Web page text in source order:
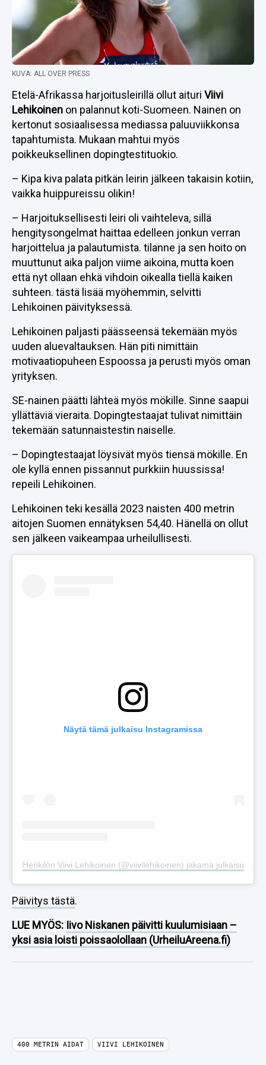
KUVA: ALL OVER PRESS
Etelä-Afrikassa harjoitusleirillä ollut aituri Viivi
Lehikoinen on palannut koti-Suomeen. Nainen on
kertonut sosiaalisessa mediassa paluuviikkonsa
tapahtumista. Mukaan mahtui myös
poikkeuksellinen dopingtestituokio.
– Kipa kiva palata pitkän leirin jälkeen takaisin kotiin,
vaikka huippureissu olikin!
– Harjoituksellisesti leiri oli vaihteleva, sillä
hengitysongelmat haittaa edelleen jonkun verran
harjoittelua ja palautumista. tilanne ja sen hoito on
muuttunut aika paljon viime aikoina, mutta koen
että nyt ollaan ehkä vihdoin oikealla tiellä kaiken
suhteen. tästä lisää myöhemmin, selvitti
Lehikoinen päivityksessä.
Lehikoinen paljasti päässeensä tekemään myös
uuden aluevaltauksen. Hän piti nimittäin
motivaatiopuheen Espoossa ja perusti myös oman
yrityksen.
SE-nainen päätti lähteä myös mökille. Sinne saapui
yllättäviä vieraita. Dopingtestaajat tulivat nimittäin
tekemään satunnaistestin naiselle.
– Dopingtestaajat löysivät myös tiensä mökille. En
ole kyllä ennen pissannut purkkiin huussissa!
repeili Lehikoinen.
Lehikoinen teki kesällä 2023 naisten 400 metrin
aitojen Suomen ennätyksen 54,40. Hänellä on ollut
sen jälkeen vaikeampaa urheilullisesti.
Näytä tämä julkaisu Instagramissa
Henkilön Viivi Lehikoinen (@viivilehikoinen) jakama julkaisu
Päivitys tästä.
LUE MYÖS: Iivo Niskanen päivitti kuulumisiaan –
yksi asia loisti poissaolollaan (UrheiluAreena.fi)
400 METRIN AIDAT VIIVI LEHIKOINEN